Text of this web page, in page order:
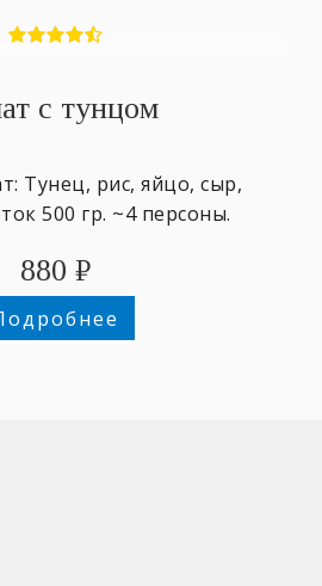
с тунцом
Тунец, рис, яйцо, сыр,
500 гр. ~4 персоны.
880 ₽